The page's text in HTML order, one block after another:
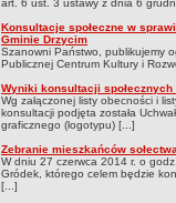
art. 6 ust. 3 ustawy z dnia 6
Konsultacje społeczne w
Gminie Drzycim
Szanowni Państwo, publikujemy
Publicznej Centrum Kultury i
Wyniki konsultacji społecznych
Wg załączonej listy obecności i
konsultacji podjęta została
graficznego (logotypu) [...]
Zebranie mieszkańców
W dniu 27 czerwca 2014 r. o
Gródek, którego celem będzie
[...]